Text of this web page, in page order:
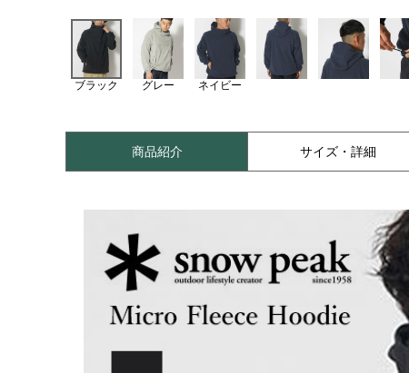
ブラック グレー ネイビー
商品紹介 サイズ・詳細